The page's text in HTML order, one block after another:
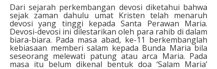
Dari sejarah perkembangan devosi diketahui bahwa
sejak zaman dahulu umat Kristen telah menaruh
devosi yang tinggi kepada Santa Perawan Maria.
Devosi-devosi ini dilestarikan oleh para rahib di dalam
biara-biara. Pada masa abad, ke-11 berkembanglah
kebiasaan memberi salam kepada Bunda Maria bila
seseorang melewati patung atau arca Maria. Pada
masa itu belum dikenal bentuk doa ‘Salam Maria’